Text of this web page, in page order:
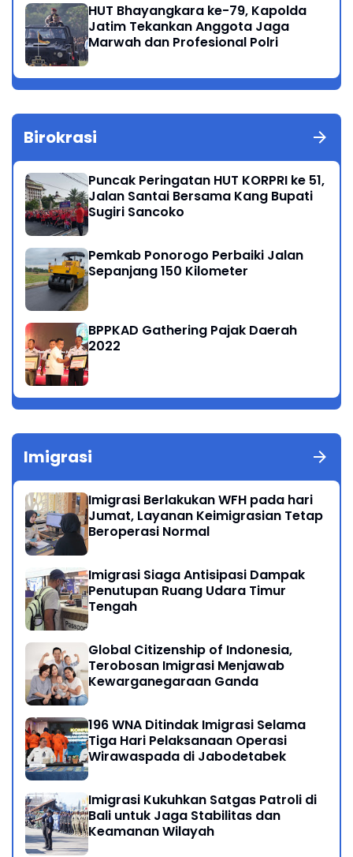
HUT Bhayangkara ke-79, Kapolda
Jatim Tekankan Anggota Jaga
Marwah dan Profesional Polri
Birokrasi
Puncak Peringatan HUT KORPRI ke 51,
Jalan Santai Bersama Kang Bupati
Sugiri Sancoko
Pemkab Ponorogo Perbaiki Jalan
Sepanjang 150 Kilometer
BPPKAD Gathering Pajak Daerah
2022
Imigrasi
Imigrasi Berlakukan WFH pada hari
Jumat, Layanan Keimigrasian Tetap
Beroperasi Normal
Imigrasi Siaga Antisipasi Dampak
Penutupan Ruang Udara Timur
Tengah
Global Citizenship of Indonesia,
Terobosan Imigrasi Menjawab
Kewarganegaraan Ganda
196 WNA Ditindak Imigrasi Selama
Tiga Hari Pelaksanaan Operasi
Wirawaspada di Jabodetabek
Imigrasi Kukuhkan Satgas Patroli di
Bali untuk Jaga Stabilitas dan
Keamanan Wilayah